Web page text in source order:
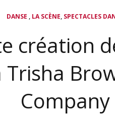
DANSE , LA SCÈNE, SPECTACLES
création
Company